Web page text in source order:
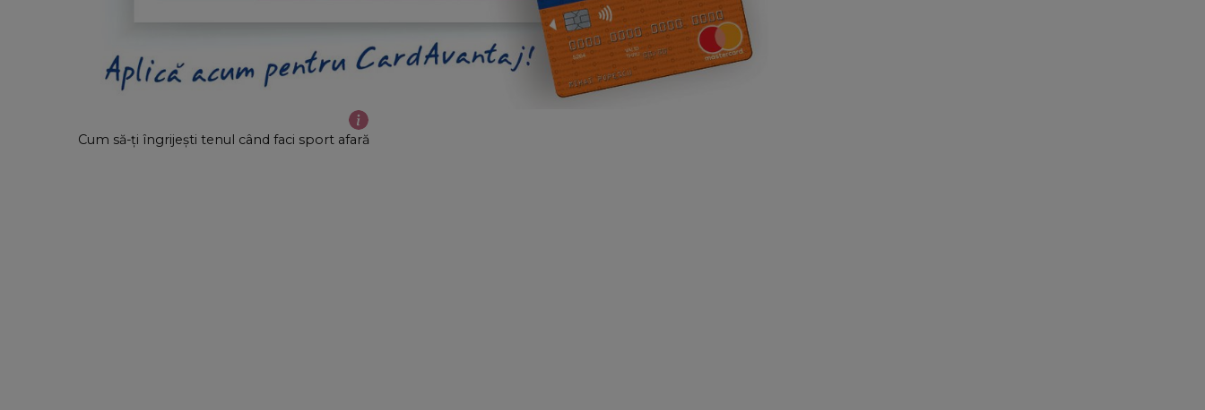
Cum să-ți îngrijești tenul când faci sport afară